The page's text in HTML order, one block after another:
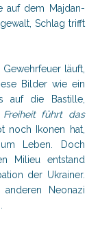
auf dem Majdan-
Schlag trifft
läuft,
Bilder wie ein
auf die Bastille,
Freiheit führt das
noch Ikonen hat,
Leben. Doch
Milieu entstand
der Ukrainer.
Neonazi